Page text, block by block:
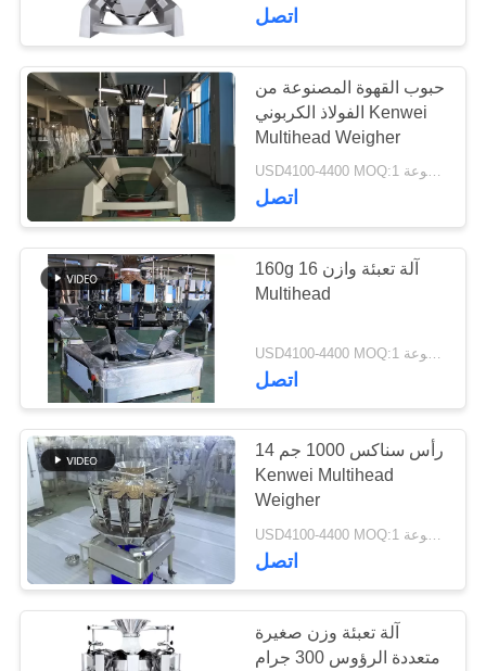
الجودة
اتصل
بنا
طلب
اقتباس
10 رؤوس متعددة
الرؤوس وازن
36
14 رأس متعدد
الرؤوس وازن
مزيج وازن
اتصل
حبوب القهوة المصنوعة من
الفولاذ الكربوني Kenwei
Multihead Weigher
USD4100-4400 MOQ:1 مجموعة
اتصل
160g 16 آلة تعبئة وازن
Multihead
اتصل
14 رأس سناكس 1000 جم
Kenwei Multihead
Weigher
USD4100-4400 MOQ:1 مجموعة
اتصل
آلة تعبئة وزن صغيرة
متعددة الرؤوس 300 جرام